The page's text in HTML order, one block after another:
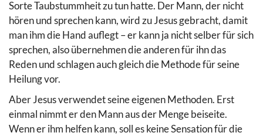
Sorte Taubstummheit zu tun hatte. Der Mann, der nicht
hören und sprechen kann, wird zu Jesus gebracht, damit
man ihm die Hand auflegt – er kann ja nicht selber für sich
sprechen, also übernehmen die anderen für ihn das
Reden und schlagen auch gleich die Methode für seine
Heilung vor.
Aber Jesus verwendet seine eigenen Methoden. Erst
einmal nimmt er den Mann aus der Menge beiseite.
Wenn er ihm helfen kann, soll es keine Sensation für die